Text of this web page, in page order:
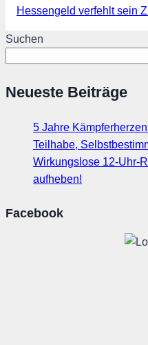
Hessengeld verfehlt sein
Suchen
Neueste Beiträge
5 Jahre
Teilhabe,
Wirkungslose 12-Uhr-
aufheben!
Facebook